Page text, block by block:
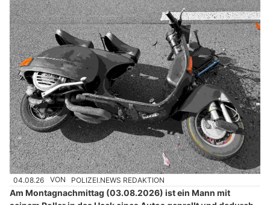
04.08.26 VON POLIZEI.NEWS REDAKTION
Am Montagnachmittag (03.08.2026) ist ein Mann mit